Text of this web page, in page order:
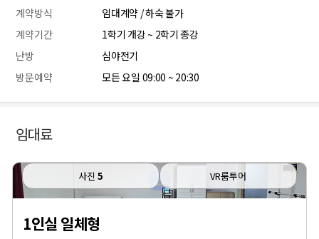
계약방식
임대계약 / 하숙 불가
계약기간
1학기 개강 ~ 2학기 종강
난방
심야전기
방문예약
모든 요일 09:00 ~ 20:30
임대료
사진 5 VR룸투어
1인실 일체형